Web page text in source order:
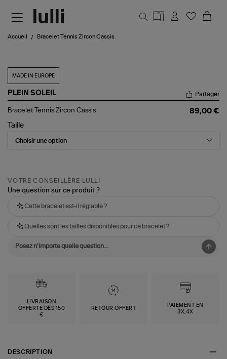
Accueil Bracelet Tennis Zircon Cassis
MADE IN EUROPE
PLEIN SOLEIL
Bracelet
Zircon
Cassis
Partager
Bracelet Tennis Zircon Cassis
89,00 €
Taille
VOTRE CONSEILLÈRE LULLI
Une question sur ce produit ?
Cette bracelet est-il réglable ?
Quelles sont les tailles disponibles pour ce bracelet ?
LIVRAISON
OFFERTE DÈS 150
€
RETOUR OFFERT
PAIEMENT EN
3X,4X
DESCRIPTION